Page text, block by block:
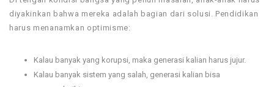
diyakinkan bahwa mereka adalah bagian dari solusi. Pendidikan
harus menanamkan optimisme:
Kalau banyak yang korupsi, maka generasi kalian harus jujur.
Kalau banyak sistem yang salah, generasi kalian bisa